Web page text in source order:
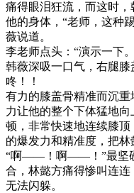
痛得眼泪狂流，而这时
他的身体，“老师，这种
薇说道。
李老师点头：“演示一下
韩薇深吸一口气，右腿
咚！！
有力的膝盖骨精准而沉
力让他的整个下体猛地
顿，非常快速地连续膝
的爆发力和精准度，把林
“啊——！啊——！”最坚
合，林懿方痛得惨叫连
无法闪躲。